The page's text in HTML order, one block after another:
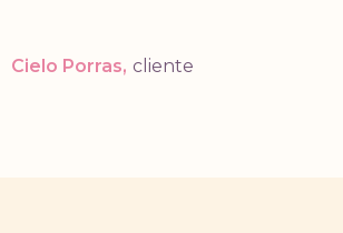
Cielo Porras cliente